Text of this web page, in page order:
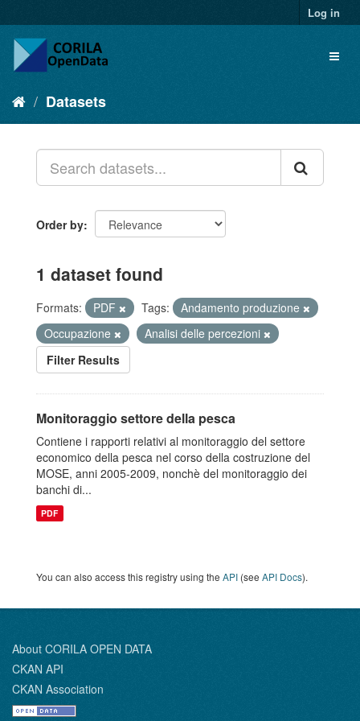
Log in
Datasets
Order by
1 dataset found
Formats: PDF Tags:
Andamento produzione
Occupazione
Analisi delle percezioni
Filter Results
Monitoraggio settore della pesca
Contiene i rapporti relativi al monitoraggio del settore
economico della pesca nel corso della costruzione del
MOSE, anni 2005-2009, nonchè del monitoraggio dei
banchi di...
PDF
You can also access this registry using the API (see API Docs).
About CORILA OPEN DATA
CKAN API
CKAN Association